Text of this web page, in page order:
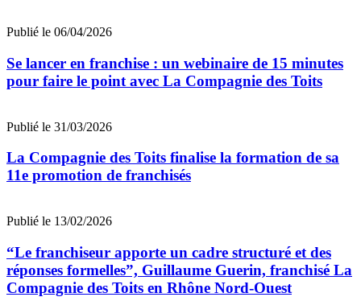
Publié le 06/04/2026
Se lancer en franchise : un webinaire de 15 minutes
pour faire le point avec La Compagnie des Toits
Publié le 31/03/2026
La Compagnie des Toits finalise la formation de sa
11e promotion de franchisés
Publié le 13/02/2026
“Le franchiseur apporte un cadre structuré et des
réponses formelles”, Guillaume Guerin, franchisé La
Compagnie des Toits en Rhône Nord-Ouest